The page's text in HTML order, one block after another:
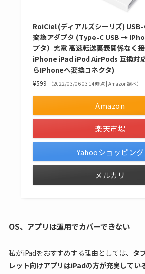
RoiCiel (ディアルズシーリズ)
変換アダプタ (Type-C USB →
プタ）充電 高速転送裏表関係なく
iPhone iPad iPod AirPods 互換対
らIPhoneへ変換コネクタ)
¥599 （2022/03/06 03:14時点 | Amazon調べ）
Amazon
楽天市場
Yahooショッピング
メルカリ
OS、アプリは運用でカバーできない
私がiPadをおすすめする理由としては、 タ
レット向けアプリはiPadの方が充実してい